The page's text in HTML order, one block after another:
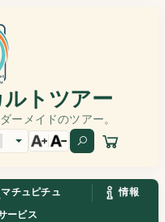
トツアー
ーメイドのツアー。
マチュピチュ
情報
ービス